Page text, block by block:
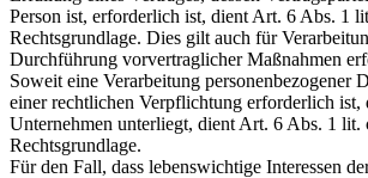
Person ist, erforderlich ist, dient Art. 6 Abs. 1
Rechtsgrundlage. Dies gilt auch für
Durchführung vorvertraglicher Maßnahmen
Soweit eine Verarbeitung personenbezogener
einer rechtlichen Verpflichtung erforderlich ist,
Unternehmen unterliegt, dient Art. 6 Abs. 1
Rechtsgrundlage.
Für den Fall, dass lebenswichtige Interessen